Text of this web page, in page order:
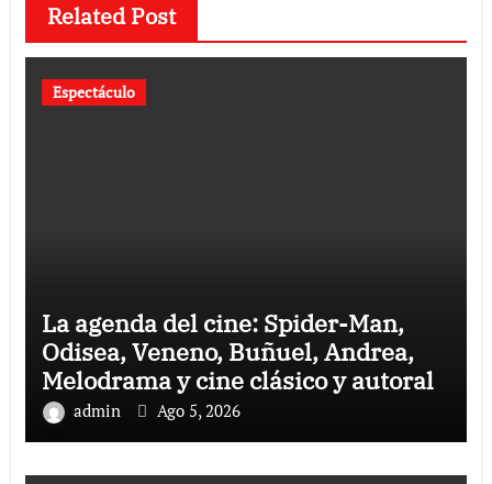
Related Post
Espectáculo
La agenda del cine: Spider-Man,
Odisea, Veneno, Buñuel, Andrea,
Melodrama y cine clásico y autoral
admin Ago 5, 2026